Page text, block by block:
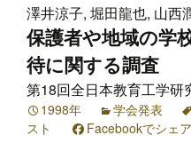
澤井涼子, 堀田龍也, 山西
保護者や地域の学
待に関する調査
第18回全日本教育工学研
1998年 学会発表
スト
Facebookでシェア